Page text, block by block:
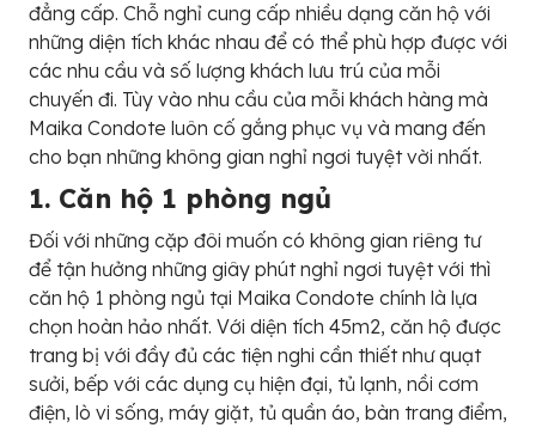
đẳng cấp. Chỗ nghỉ cung cấp nhiều dạng căn hộ với
những diện tích khác nhau để có thể phù hợp được với
các nhu cầu và số lượng khách lưu trú của mỗi
chuyến đi. Tùy vào nhu cầu của mỗi khách hàng mà
Maika Condote luôn cố gắng phục vụ và mang đến
cho bạn những không gian nghỉ ngơi tuyệt vời nhất.
1. Căn hộ 1 phòng ngủ
Đối với những cặp đôi muốn có không gian riêng tư
để tận hưởng những giây phút nghỉ ngơi tuyệt với thì
căn hộ 1 phòng ngủ tại Maika Condote chính là lựa
chọn hoàn hảo nhất. Với diện tích 45m2, căn hộ được
trang bị với đầy đủ các tiện nghi cần thiết như quạt
sưởi, bếp với các dụng cụ hiện đại, tủ lạnh, nồi cơm
điện, lò vi sống, máy giặt, tủ quần áo, bàn trang điểm,